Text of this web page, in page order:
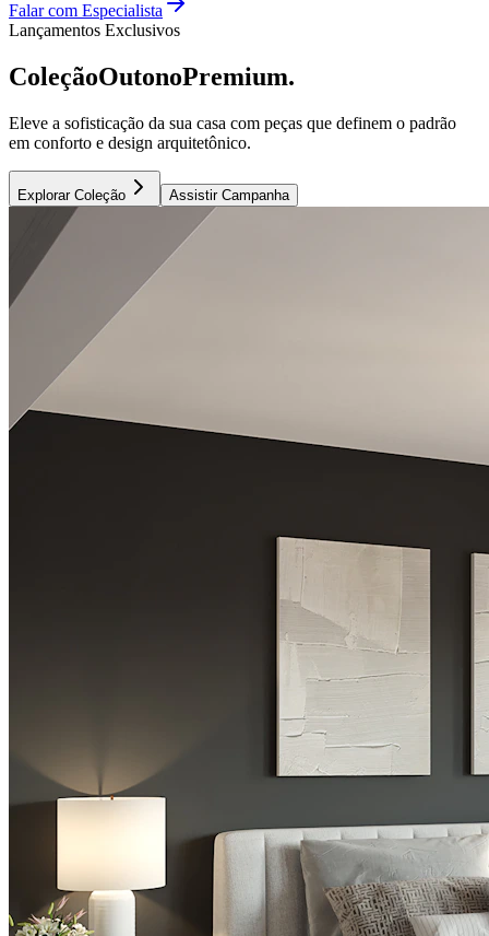
Falar com Especialista
Lançamentos Exclusivos
ColeçãoOutonoPremium.
Eleve a sofisticação da sua casa com peças que definem o padrão
em conforto e design arquitetônico.
Explorar Coleção Assistir Campanha